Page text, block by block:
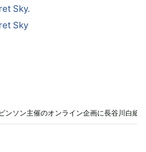
Sky.
Sky
ンソン主催のオンライン企画に長谷川白紙